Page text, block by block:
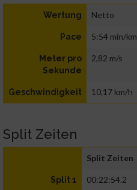
Wertung Netto
Pace 5:54 min/km
Meter pro
Sekunde
2,82 m/s
Geschwindigkeit 10,17 km/h
Split Zeiten
Split Zeiten
Split 1 00:22:54.2